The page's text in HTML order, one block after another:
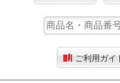
ご利用ガイ